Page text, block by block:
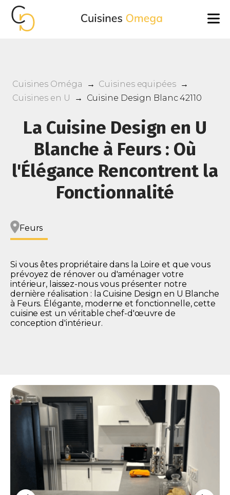
Cuisines Oméga → Cuisines equipées →
Cuisines en U
→ Cuisine Design Blanc 42110
La Cuisine Design en U
Blanche à Feurs : Où
l'Élégance Rencontrent la
Fonctionnalité
Feurs
Si vous êtes propriétaire dans la Loire et que vous
prévoyez de rénover ou d'aménager votre
intérieur, laissez-nous vous présenter notre
dernière réalisation : la Cuisine Design en U Blanche
à Feurs. Élégante, moderne et fonctionnelle, cette
cuisine est un véritable chef-d'œuvre de
conception d'intérieur.